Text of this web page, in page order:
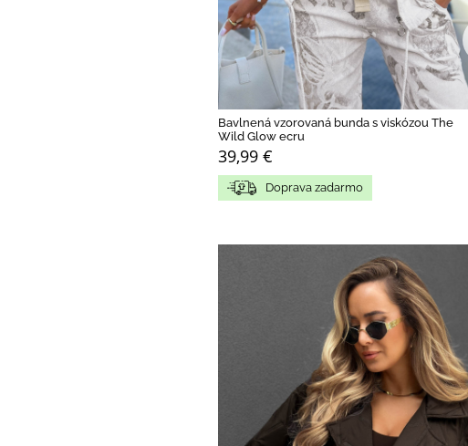
Bavlnená vzorovaná bunda s viskózou The
Wild Glow ecru
39,99 €
Doprava zadarmo